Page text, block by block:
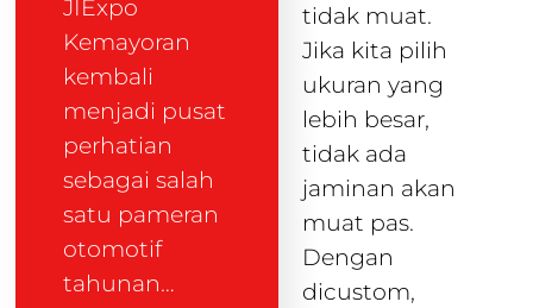
JIExpo
Kemayoran
kembali
menjadi pusat
perhatian
sebagai salah
satu pameran
otomotif
tahunan…
tidak muat.
Jika kita pilih
ukuran yang
lebih besar,
tidak ada
jaminan akan
muat pas.
Dengan
dicustom,